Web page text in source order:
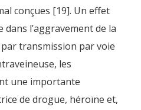
conçues [19]. Un effet
l’aggravement de la
transmission par voie
les
une importante
de drogue, héroïne et,